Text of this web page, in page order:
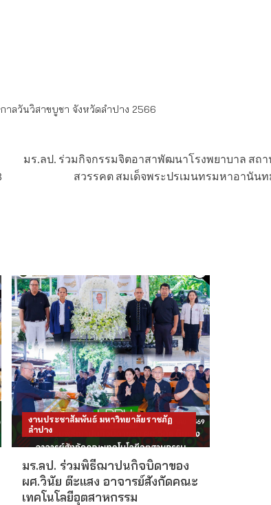
าลวันวิสาขบูชา จังหวัดลำปาง 2566
มร.ลป. ร่วมกิจกรรมจิตอาสาพัฒนาโรงพยาบาล สถ
สวรรคต สมเด็จพระปรเมนทรมหาอานัน
งานประชาสัมพันธ์ มหาวิทยาลัยราชภัฏ
ลำปาง
มร.ลป. ร่วมพิธีฌาปนกิจบิดาของ
ผศ.วินัย ต๊ะแสง อาจารย์สังกัดคณะ
เทคโนโลยีอุตสาหกรรม